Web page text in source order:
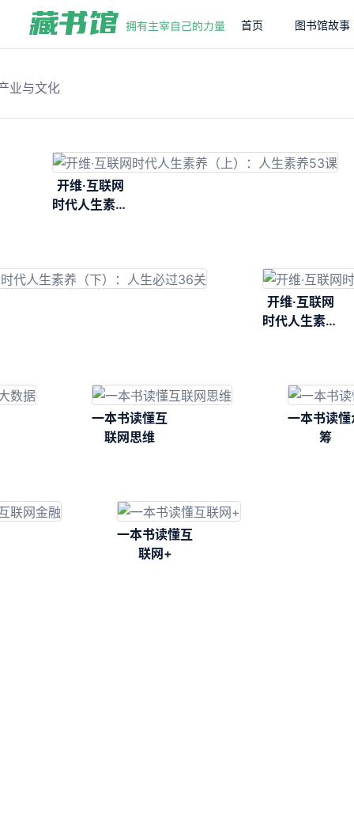
首页 图书馆故事
业与文化
开维·互联网
时代人生素养
开维·互联网
时代人生素养
一本书读懂互
联网思维
一本书读懂
筹
一本书读懂互
联网+